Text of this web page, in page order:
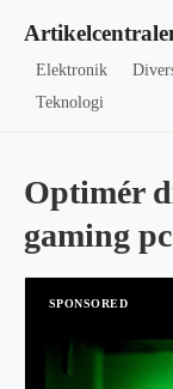
Elektronik
Teknologi
Optimér
gaming pc